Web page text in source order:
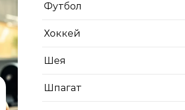
Футбол
Хоккей
Шея
Шпагат